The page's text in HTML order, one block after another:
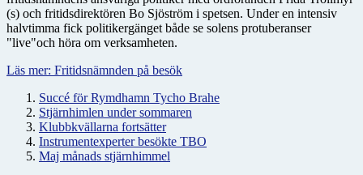
(s) och fritidsdirektören Bo Sjöström i spetsen. Under en intensiv
halvtimma fick politikergänget både se solens protuberanser
"live"och höra om verksamheten.
Läs mer: Fritidsnämnden på besök
Succé för Rymdhamn Tycho Brahe
Stjärnhimlen under sommaren
Klubbkvällarna fortsätter
Instrumentexperter besökte TBO
Maj månads stjärnhimmel